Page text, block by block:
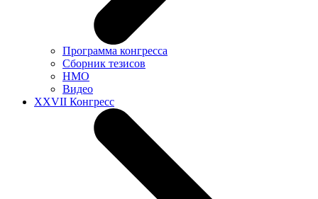
Программа конгресса
Сборник тезисов
НМО
Видео
XXVII Конгресс